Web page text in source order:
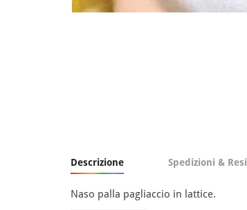
Descrizione Spedizioni & Resi
Naso palla pagliaccio in lattice.